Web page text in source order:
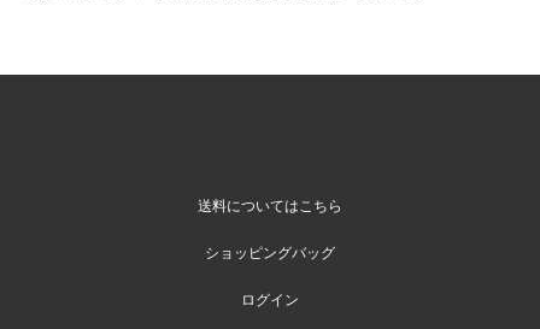
送料についてはこちら
ショッピングバッグ
ログイン